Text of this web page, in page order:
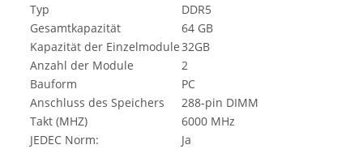
Typ
DDR5
Gesamtkapazität
64 GB
Kapazität der Einzelmodule32GB
Anzahl der Module
2
Bauform
PC
Anschluss des Speichers
288-pin DIMM
Takt (MHZ)
6000 MHz
JEDEC Norm:
Ja